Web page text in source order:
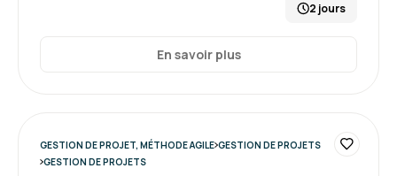
Sandrine B. Le 20/02/2026
2 jours
En savoir plus
GESTION DE PROJET, MÉTHODE AGILE GESTION DE PROJETS
GESTION DE PROJETS